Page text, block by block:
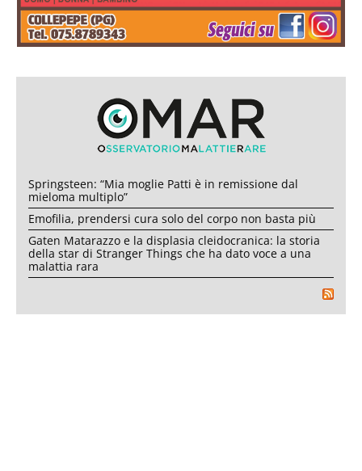
Springsteen: “Mia moglie Patti è in remissione dal
mieloma multiplo”
Emofilia, prendersi cura solo del corpo non basta più
Gaten Matarazzo e la displasia cleidocranica: la storia
della star di Stranger Things che ha dato voce a una
malattia rara